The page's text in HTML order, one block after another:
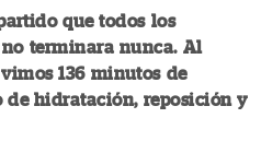
que todos los
terminara nunca. Al
136 minutos de
hidratación, reposición y